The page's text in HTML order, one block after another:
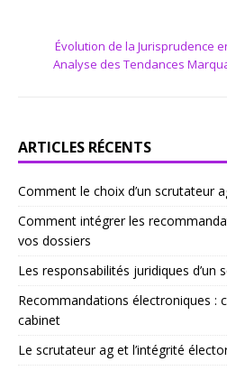
Évolution de la Jurisprudence
Analyse des Tendances
ARTICLES RÉCENTS
Comment le choix d’un scrutateur
Comment intégrer les
vos dossiers
Les responsabilités juridiques d’un
Recommandations électroniques :
cabinet
Le scrutateur ag et l’intégrité